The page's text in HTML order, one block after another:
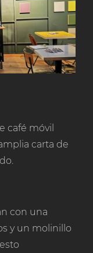
café móvil
carta de
con una
y un molinillo